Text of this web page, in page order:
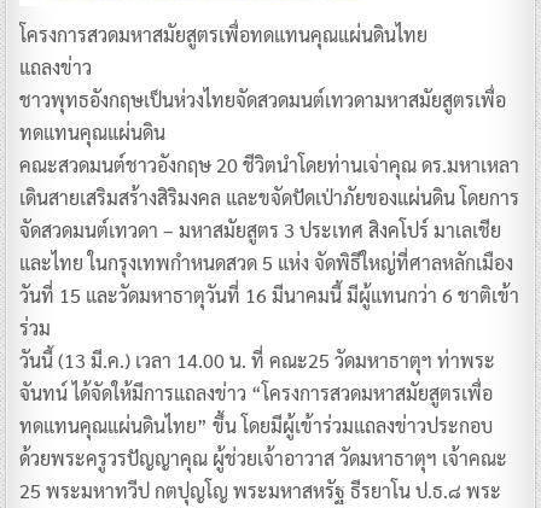
โครงการสวดมหาสมัยสูตรเพื่อทดแทนคุณแผ่นดินไทย
แถลงข่าว
ชาวพุทธอังกฤษเป็นห่วงไทยจัดสวดมนต์เทวดามหาสมัยสูตรเพื่อ
ทดแทนคุณแผ่นดิน
คณะสวดมนต์ชาวอังกฤษ 20 ชีวิตนำโดยท่านเจ่าคุณ ดร.มหาเหลา
เดินสายเสริมสร้างสิริมงคล และขจัดปัดเป่าภัยของแผ่นดิน โดยการ
จัดสวดมนต์เทวดา – มหาสมัยสูตร 3 ประเทศ สิงคโปร์ มาเลเชีย
และไทย ในกรุงเทพกำหนดสวด 5 แห่ง จัดพิธีใหญ่ที่ศาลหลักเมือง
วันที่ 15 และวัดมหาธาตุวันที่ 16 มีนาคมนี้ มีผู้แทนกว่า 6 ชาติเข้า
ร่วม
วันนี้ (13 มี.ค.) เวลา 14.00 น. ที่ คณะ25 วัดมหาธาตุฯ ท่าพระ
จันทน์ ได้จัดให้มีการแถลงข่าว “โครงการสวดมหาสมัยสูตรเพื่อ
ทดแทนคุณแผ่นดินไทย” ขึ้น โดยมีผู้เข้าร่วมแถลงข่าวประกอบ
ด้วยพระครูวรปัญญาคุณ ผู้ช่วยเจ้าอาวาส วัดมหาธาตุฯ เจ้าคณะ
25 พระมหาทวีป กตปุญโญ พระมหาสหรัฐ ธีรยาโน ป.ธ.๘ พระ